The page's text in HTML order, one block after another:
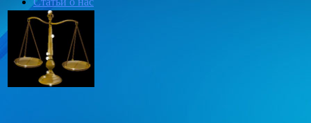
Фотогалерея
Контакты
Вакансии